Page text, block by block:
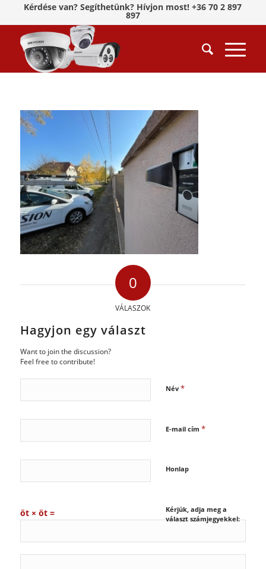
Kérdése van? Segíthetünk? Hívjon most! +36 70 2 897
897
0
VÁLASZOK
Hagyjon egy választ
Want to join the discussion?
Feel free to contribute!
Név *
E-mail cím *
Honlap
Kérjük, adja meg a
választ számjegyekkel:
öt × öt =